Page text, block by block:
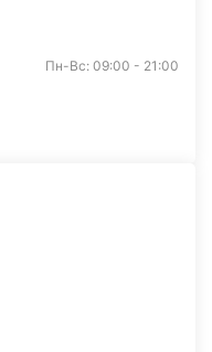
Пн-Вс: 09:00 - 21:00